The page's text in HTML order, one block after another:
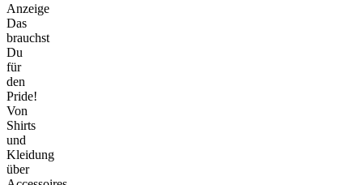
Anzeige
Das
brauchst
Du
für
den
Pride!
Von
Shirts
und
Kleidung
über